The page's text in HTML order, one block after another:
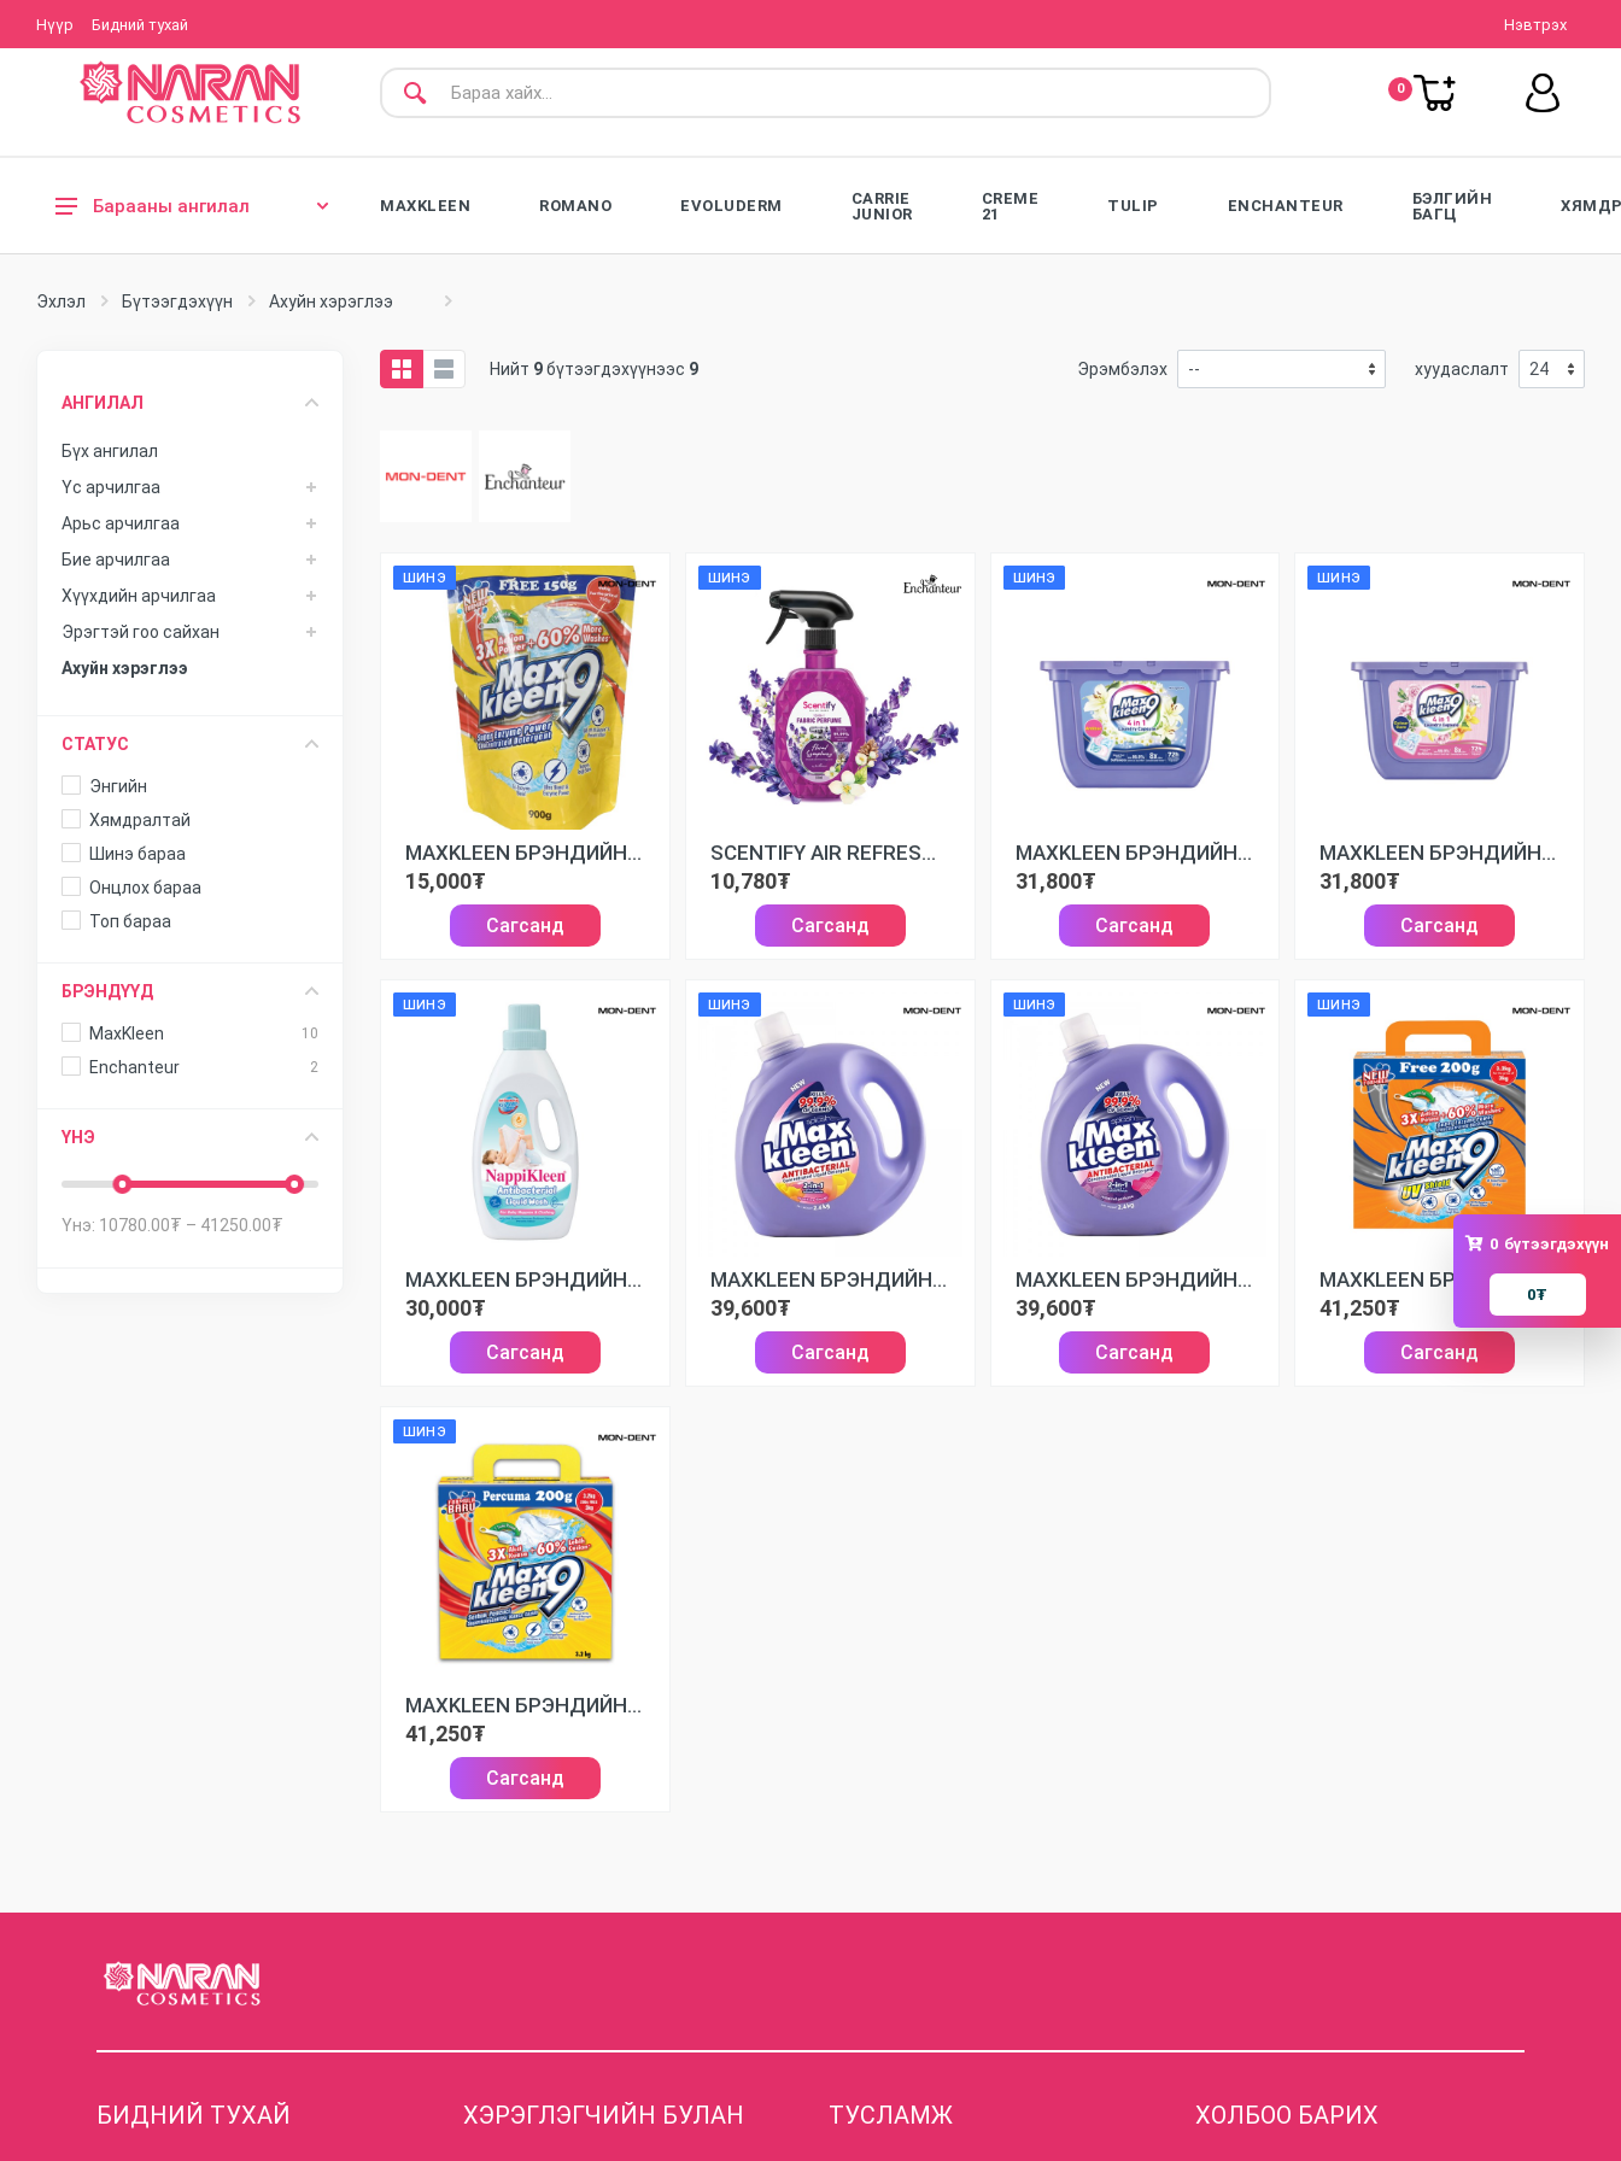
Нүүр Бидний тухай Нэвтрэх
0
Үс арчилгаа
Арьс арчилгаа
Барааны ангилал MAXKLEEN ROMANO EVOLUDERM
CARRIE
JUNIOR
CREME
21
TULIP ENCHANTEUR
БЭЛГИЙН
БАГЦ
Эхлэл Бүтээгдэхүүн Ахуйн хэрэглээ
АНГИЛАЛ
Бүх ангилал
Үс арчилгаа
Арьс арчилгаа
Бие арчилгаа
Хүүхдийн арчилгаа
Эрэгтэй гоо сайхан
Ахуйн хэрэглээ
СТАТУС
Энгийн
Хямдралтай
Шинэ бараа
Онцлох бараа
Топ бараа
БРЭНДҮҮД
MaxKleen 10
Enchanteur 2
ҮНЭ
Үнэ: 10780.00₮ – 41250.00₮
Нийт 9бүтээгдэхүүнээс 9 Эрэмбэлэх хуудаслалт
ШИНЭ
MAXKLEEN БРЭНДИЙН УГААЛГЫН НУНТАГ /900GR/
15,000₮
Сагсанд
ШИНЭ
SCENTIFY AIR REFRESHNER ҮНЭРТҮҮЛЭГЧ FLORAL SYMPHONY 370ML
10,780₮
Сагсанд
ШИНЭ
MAXKLEEN БРЭНДИЙН КАПСУЛТАЙ УГААЛГЫН НУНТАГ
31,800₮
Сагсанд
ШИНЭ
MAXKLEEN БРЭНДИЙН КАПСУЛТАЙ УГААЛГЫН НУНТАГ
31,800₮
Сагсанд
ШИНЭ
MAXKLEEN БРЭНДИЙН ХҮҮХДИЙН ШИНГЭН УГААЛГЫН НУНТАГ
30,000₮
Сагсанд
ШИНЭ
MAXKLEEN БРЭНДИЙН ШИНГЭН УГААЛГЫН НУНТАГ
39,600₮
Сагсанд
ШИНЭ
MAXKLEEN БРЭНДИЙН ШИНГЭН УГААЛГЫН НУНТАГ
39,600₮
Сагсанд
ШИНЭ
MAXKLEEN БРЭНДИЙН УГААЛГЫН НУНТАГ
41,250₮
Сагсанд
ШИНЭ
MAXKLEEN БРЭНДИЙН УГААЛГЫН НУНТАГ
41,250₮
Сагсанд
БИДНИЙ ТУХАЙ ХЭРЭГЛЭГЧИЙН БУЛАН ТУСЛАМЖ ХОЛБОО БАРИХ
0 бүтээгдэхүүн
0₮